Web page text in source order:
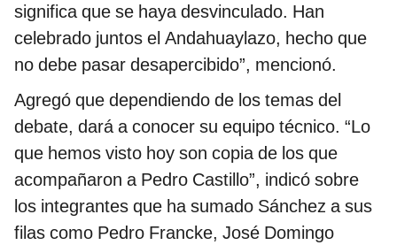
significa que se haya desvinculado. Han
celebrado juntos el Andahuaylazo, hecho que
no debe pasar desapercibido”, mencionó.
Agregó que dependiendo de los temas del
debate, dará a conocer su equipo técnico. “Lo
que hemos visto hoy son copia de los que
acompañaron a Pedro Castillo”, indicó sobre
los integrantes que ha sumado Sánchez a sus
filas como Pedro Francke, José Domingo